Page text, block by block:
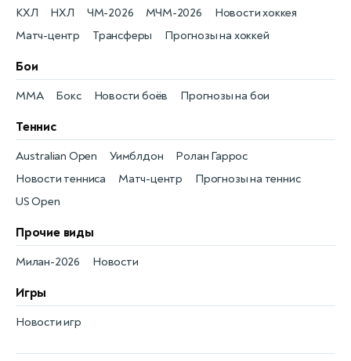
Новости хоккея
КХЛ
Матч-центр
НХЛ
Трансферы
ЧМ-2026
Прогнозы на хоккей
МЧМ-2026
Бои
Новости боёв
MMA Прогнозы на бои
Бокс
Теннис
Новости тенниса
Australian Open
Матч-центр
Уимблдон
Прогнозы на теннис
Ролан Гаррос
US Open
Прочие виды
Новости
Милан-2026
Игры
Новости игр